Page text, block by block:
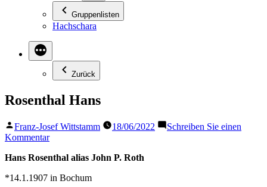
Gruppenlisten
Hachschara
Zurück
Rosenthal Hans
Veröffentlicht
von
Franz-Josef Wittstamm 18/06/2022
Schreiben Sie einen
Kommentarzu
Hans
Hans Rosenthal alias John P. Roth
*14.1.1907 in Bochum